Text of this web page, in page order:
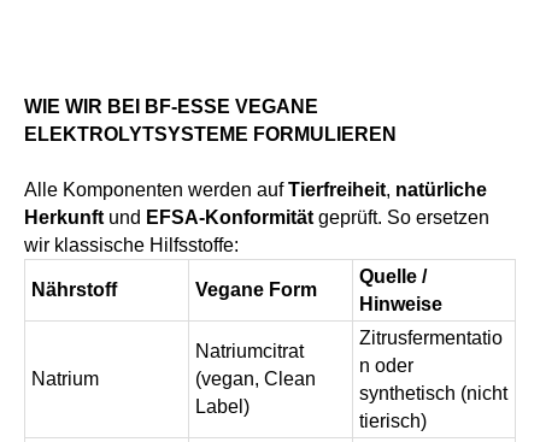
WIE WIR BEI BF-ESSE VEGANE
ELEKTROLYTSYSTEME FORMULIEREN
Alle Komponenten werden aufTierfreiheit, natürliche
Herkunft und EFSA-Konformität geprüft. So ersetzen
wir klassische Hilfsstoffe:
Nährstoff Vegane Form
Quelle /
Hinweise
Natrium
Natriumcitrat
(vegan, Clean
Label)
Zitrusfermentatio
n oder
synthetisch (nicht
tierisch)